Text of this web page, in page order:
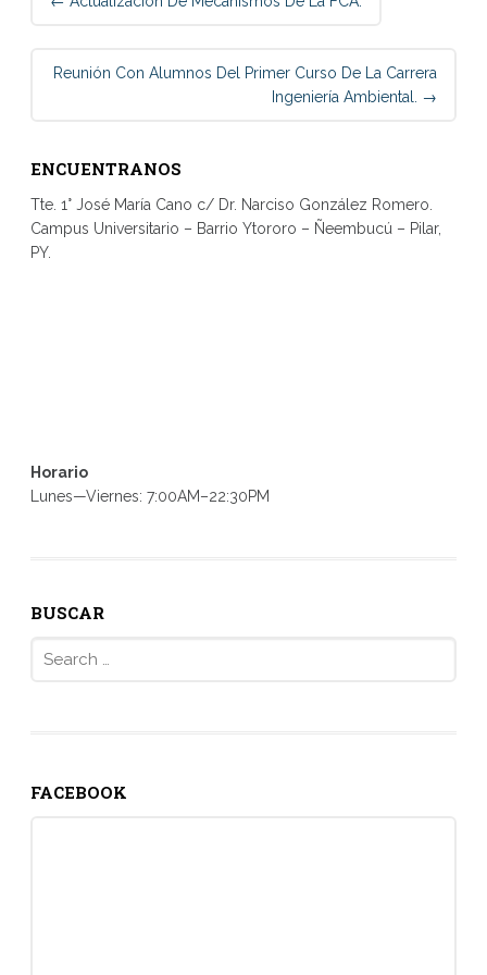
navigation
Reunión Con Alumnos Del Primer Curso De La Carrera
Ingeniería Ambiental. →
ENCUENTRANOS
Tte. 1° José María Cano c/ Dr. Narciso González Romero.
Campus Universitario – Barrio Ytororo – Ñeembucú – Pilar,
PY.
Horario
Lunes—Viernes: 7:00AM–22:30PM
BUSCAR
FACEBOOK